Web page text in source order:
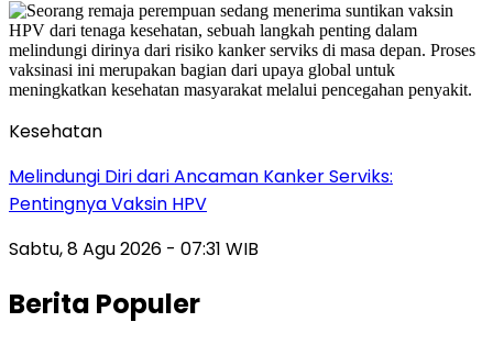
Kesehatan
Melindungi Diri dari Ancaman Kanker Serviks:
Pentingnya Vaksin HPV
Sabtu, 8 Agu 2026 - 07:31 WIB
Berita Populer